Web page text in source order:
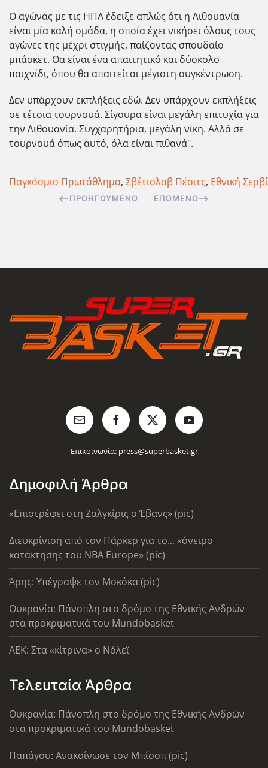
Ο αγώνας με τις ΗΠΑ έδειξε απλώς ότι η Λιθουανία
είναι μία καλή ομάδα, η οποία έχει νικήσει όλους τους
αγώνες της μέχρι στιγμής, παίζοντας σπουδαίο
μπάσκετ. Θα είναι ένα απαιτητικό και δύσκολο
παιχνίδι, όπου θα απαιτείται μέγιστη συγκέντρωση.
Δεν υπάρχουν εκπλήξεις εδώ. Δεν υπάρχουν εκπλήξεις
σε τέτοια τουρνουά. Σίγουρα είναι μεγάλη επιτυχία για
την Λιθουανία. Συγχαρητήρια, μεγάλη νίκη. Αλλά σε
τουρνουά όπως αυτό, όλα είναι πιθανά".
Παγκόσμιο Πρωτάθλημα, Σβέτισλαβ Πέσιτς, Εθνική
ΠΡΟΗΓΟΎΜΕΝΟ ΕΠΌΜΕΝΟ
Επικοινωνία: press@superbasket.gr
Δημοφιλή Άρθρα
«Επιστρέφει στη Ζαλγκίρις ο Έβανς» (pic)
Διευκρίνιση από τον Πάρκερ για το... «όνειρο
κατάκτησης του ΝΒΑ Europe» (pic)
Άρης: Υπέγραψε τον Μοκόκα (pic)
Ουκρανία: Πάνοπλη στο δρόμο της Εθνικής Ανδρών
στα προκριματικά του Mundobasket
AEK: Στα «κίτρινα» ο Νόλεϊ
Τελευταία Άρθρα
Ουκρανία: Πάνοπλη στο δρόμο της Εθνικής Ανδρών
στα προκριματικά του Mundobasket
Παπάγου: Ανακοίνωσε τον Μπίσοπ (pic)